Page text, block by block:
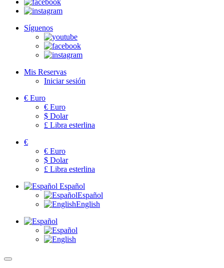
Síguenos
Mis Reservas
Iniciar sesión
€ Euro
€ Euro
$ Dolar
£ Libra esterlina
€
€ Euro
$ Dolar
£ Libra esterlina
Español
Español
English